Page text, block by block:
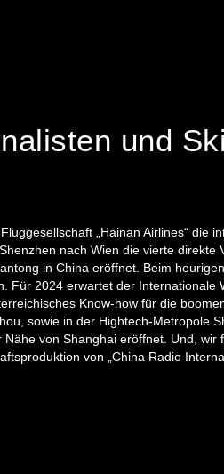
und
„Hainan Airlines“
nach Wien die vierte
in China eröffnet. Beim
Für 2024 erwartet der
Know-how für die
sowie in der Hightech-Metropole
von Shanghai eröffnet. Und,
von „China Radio